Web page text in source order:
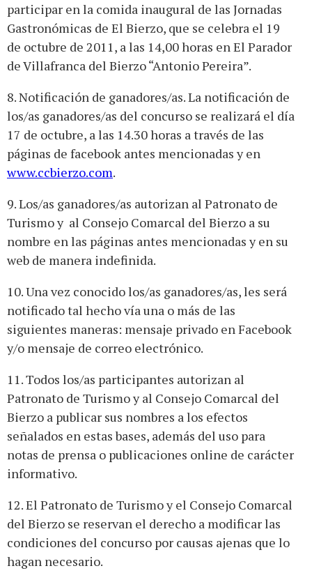
participar en la comida inaugural de las Jornadas
Gastronómicas de El Bierzo, que se celebra el 19
de octubre de 2011, a las 14,00 horas en El Parador
de Villafranca del Bierzo “Antonio Pereira”.
8. Notificación de ganadores/as. La notificación de
los/as ganadores/as del concurso se realizará el día
17 de octubre, a las 14.30 horas a través de las
páginas de facebook antes mencionadas y en
www.ccbierzo.com.
9. Los/as ganadores/as autorizan al Patronato de
Turismo y al Consejo Comarcal del Bierzo a su
nombre en las páginas antes mencionadas y en su
web de manera indefinida.
10. Una vez conocido los/as ganadores/as, les será
notificado tal hecho vía una o más de las
siguientes maneras: mensaje privado en Facebook
y/o mensaje de correo electrónico.
11. Todos los/as participantes autorizan al
Patronato de Turismo y al Consejo Comarcal del
Bierzo a publicar sus nombres a los efectos
señalados en estas bases, además del uso para
notas de prensa o publicaciones online de carácter
informativo.
12. El Patronato de Turismo y el Consejo Comarcal
del Bierzo se reservan el derecho a modificar las
condiciones del concurso por causas ajenas que lo
hagan necesario.